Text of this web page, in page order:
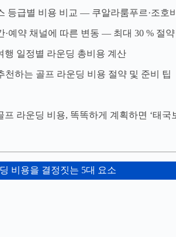
등급별 비용 비교 ― 쿠알라룸푸르·조호
·예약 채널에 따른 변동 ― 최대 30 % 절약
일정별 라운딩 총비용 계산
천하는 골프 라운딩 비용 절약 및 준비 팁
라운딩 비용, 똑똑하게 계획하면 ‘태국
비용을 결정짓는 5대 요소